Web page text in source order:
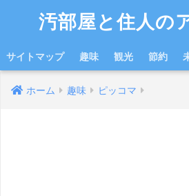
汚部屋と住人の
サイトマップ 趣味 観光 節約
ホーム 趣味 ピッコマ